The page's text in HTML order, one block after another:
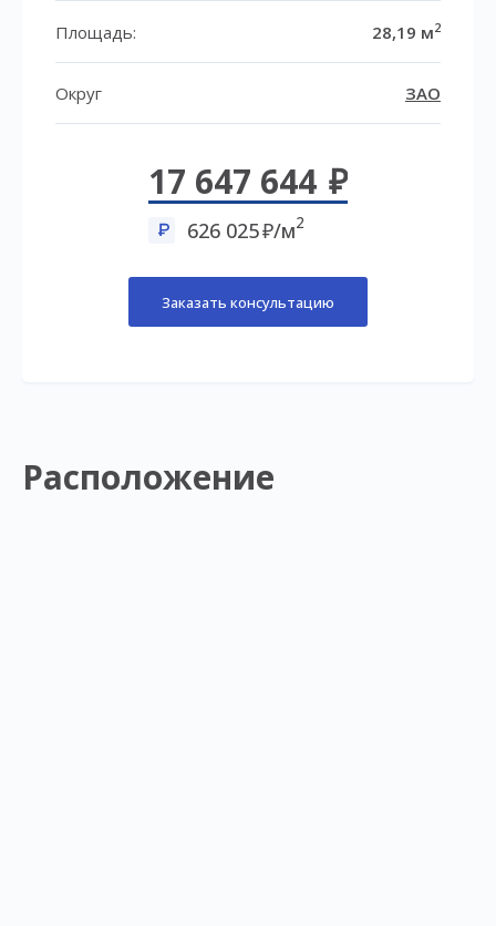
Площадь: 28,19 м2
Округ ЗАО
17 647 644
626 025 /м2
Заказать консультацию
Расположение